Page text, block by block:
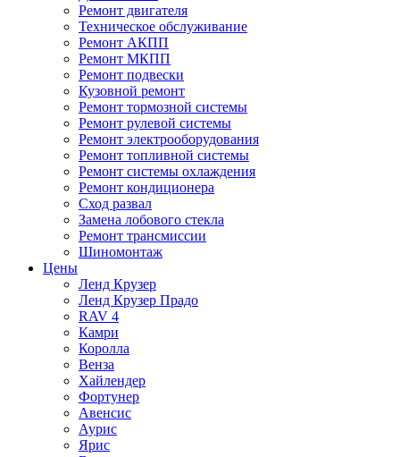
Ремонт двигателя
Техническое обслуживание
Ремонт АКПП
Ремонт МКПП
Ремонт подвески
Кузовной ремонт
Ремонт тормозной системы
Ремонт рулевой системы
Ремонт электрооборудования
Ремонт топливной системы
Ремонт системы охлаждения
Ремонт кондиционера
Сход развал
Замена лобового стекла
Ремонт трансмиссии
Шиномонтаж
Цены
Ленд Крузер
Ленд Крузер Прадо
RAV 4
Камри
Королла
Венза
Хайлендер
Фортунер
Авенсис
Аурис
Ярис